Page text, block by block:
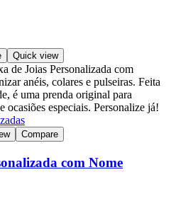
Quick view
Compare
com Nome